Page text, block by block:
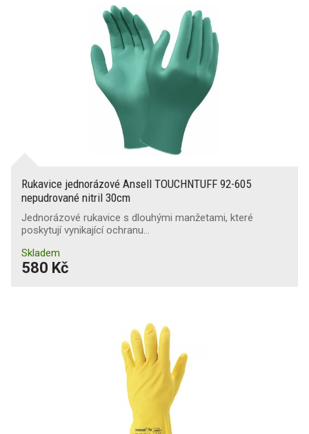
Rukavice jednorázové Ansell TOUCHNTUFF 92-605
nepudrované nitril 30cm
Jednorázové rukavice s dlouhými manžetami, které
poskytují vynikající ochranu…
Skladem
580 Kč